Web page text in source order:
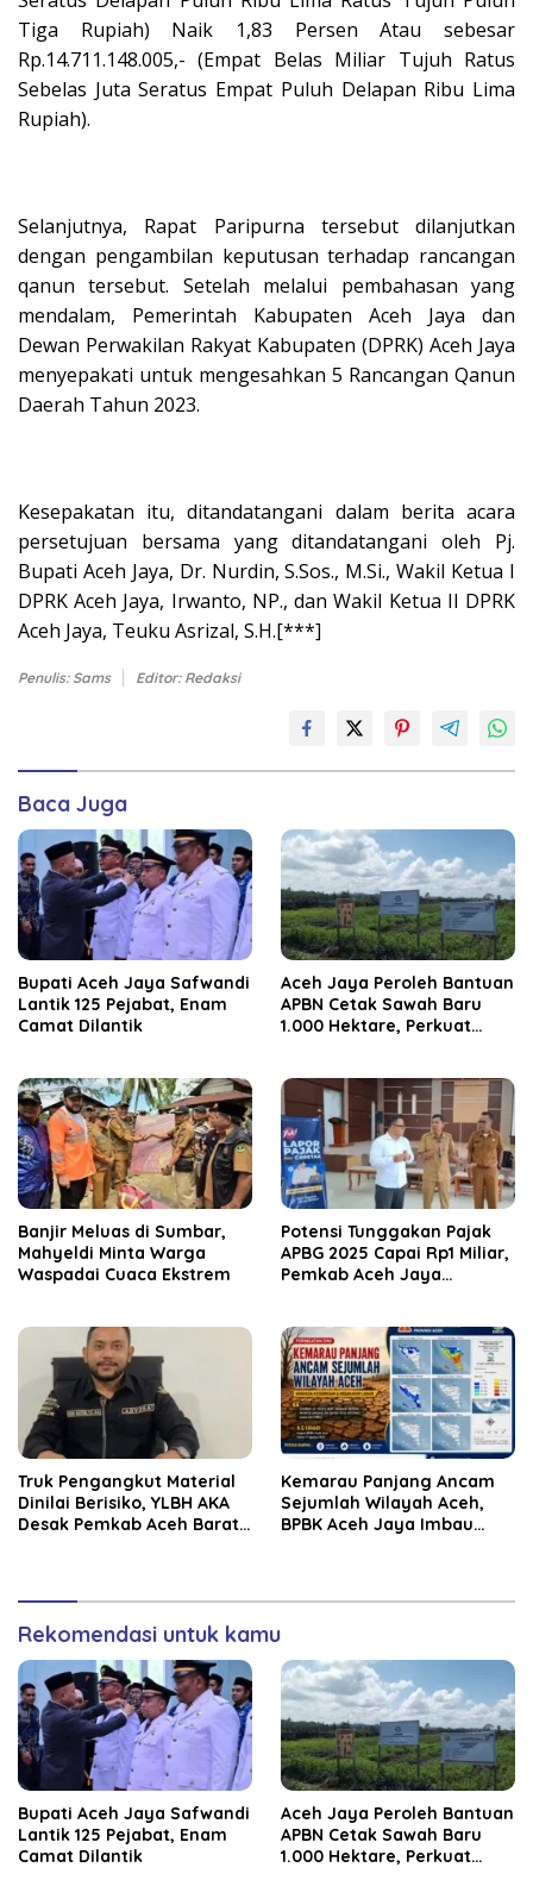
Tiga Rupiah) Naik 1,83 Persen Atau sebesar
Rp.14.711.148.005,- (Empat Belas Miliar Tujuh Ratus
Sebelas Juta Seratus Empat Puluh Delapan Ribu Lima
Rupiah).
Selanjutnya, Rapat Paripurna tersebut dilanjutkan
dengan pengambilan keputusan terhadap rancangan
qanun tersebut. Setelah melalui pembahasan yang
mendalam, Pemerintah Kabupaten Aceh Jaya dan
Dewan Perwakilan Rakyat Kabupaten (DPRK) Aceh Jaya
menyepakati untuk mengesahkan 5 Rancangan Qanun
Daerah Tahun 2023.
Kesepakatan itu, ditandatangani dalam berita acara
persetujuan bersama yang ditandatangani oleh Pj.
Bupati Aceh Jaya, Dr. Nurdin, S.Sos., M.Si., Wakil Ketua I
DPRK Aceh Jaya, Irwanto, NP., dan Wakil Ketua II DPRK
Aceh Jaya, Teuku Asrizal, S.H.[***]
Penulis: Sams Editor: Redaksi
Baca Juga
Bupati Aceh Jaya Safwandi
Lantik 125 Pejabat, Enam
Camat Dilantik
Aceh Jaya Peroleh Bantuan
APBN Cetak Sawah Baru
1.000 Hektare, Perkuat
Banjir Meluas di Sumbar,
Mahyeldi Minta Warga
Waspadai Cuaca Ekstrem
Potensi Tunggakan Pajak
APBG 2025 Capai Rp1 Miliar,
Pemkab Aceh Jaya
Truk Pengangkut Material
Dinilai Berisiko, YLBH AKA
Desak Pemkab Aceh Barat
Kemarau Panjang Ancam
Sejumlah Wilayah Aceh,
BPBK Aceh Jaya Imbau
Rekomendasi untuk kamu
Bupati Aceh Jaya Safwandi
Lantik 125 Pejabat, Enam
Camat Dilantik
Aceh Jaya Peroleh Bantuan
APBN Cetak Sawah Baru
1.000 Hektare, Perkuat